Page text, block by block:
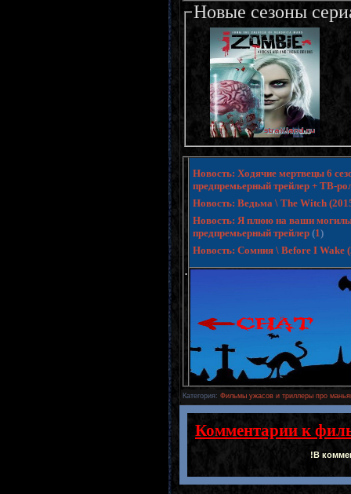
Новые сезоны
.
Новость: Ходячие мертвецы 6
предпремьерный трейлер + ТВ-
Новость: Ведьма \ The Witch
Новость: Я плюю на ваши
предпремьерный трейлер (1)
Новость: Сомния \ Before I Wake
Категория: Фильмы ужасов и триллеры про
Комментарии к
!В